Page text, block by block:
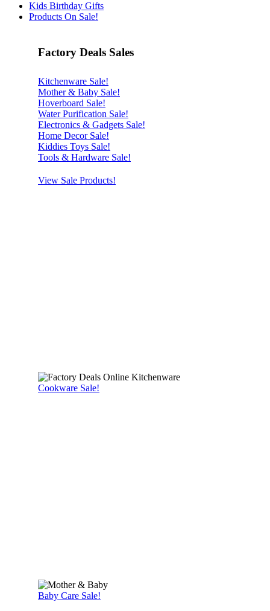
Kids Birthday Gifts
Products On Sale!
Factory Deals Sales
Kitchenware Sale!
Mother & Baby Sale!
Hoverboard Sale!
Water Purification Sale!
Electronics & Gadgets Sale!
Home Decor Sale!
Kiddies Toys Sale!
Tools & Hardware Sale!
View Sale Products!
Cookware Sale!
Baby Care Sale!